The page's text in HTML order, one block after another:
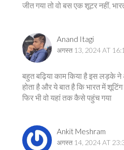
जीत गया तो वो बस एक शूटर नहीं,
Anand Itagi
अगस्त 13, 2024 AT
बहुत बढ़िया काम किया है इस लड़के
होता है और ये बात है कि भारत में
फिर भी वो यहां तक कैसे पहुंच गया
Ankit Meshram
अगस्त 14, 2024 AT